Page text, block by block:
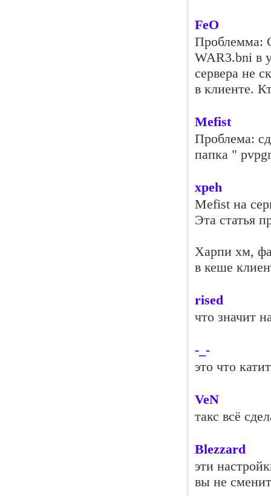
FeO
Проблемма:
WAR3.bni в
сервера не
в клиенте.
Mefist
Проблема:
папка "
xpeh
Mefist на
Эта статья
Харпи хм,
в кеше
rised
что значит
-_-
это что
VeN
такс всё
Blezzard
эти
вы не